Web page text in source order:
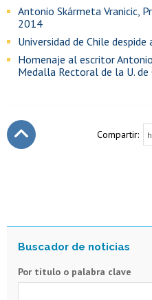
Antonio Skármeta Vranicic,
2014
Universidad de Chile
Homenaje al escritor
Medalla Rectoral de la U. de
Compartir:
Por título o palabra clave